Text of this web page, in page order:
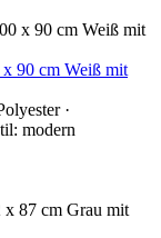
90 cm Weiß mit
·
modern